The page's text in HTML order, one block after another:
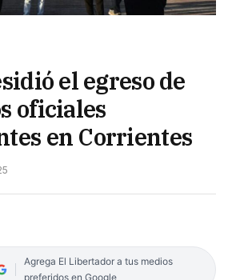
el egreso de
oficiales
en Corrientes
Agrega El Libertador a tus medios
preferidos en Google